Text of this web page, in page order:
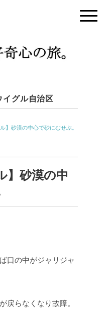
イグル自治区
】砂漠の中心で砂にむせぶ。
】砂漠の中
口の中がジャリジャ
戻らなくなり故障。